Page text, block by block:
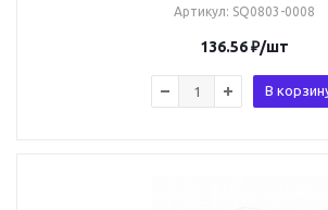
Артикул: SQ0803-0008
136.56₽/шт
В